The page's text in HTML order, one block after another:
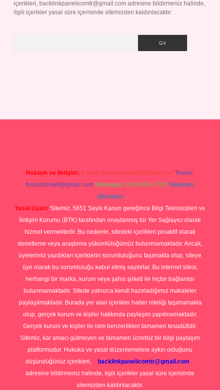
içerikleri, backlinkpanelicomtr@gmail.com adresine bildirmeniz halinde,
ilgili içerikler yasal süre içerisinde sitemizden kaldırılacaktır.
Reklam ve İletişim: E-mail: backlinkpaneli@gmail.com Teams:
forumhizmeti@gmail.com Whatsapp: 0262 606 0 726 Telegram:
@karabul
Yasal Uyarı: Sitemiz, 5651 Sayılı Kanun gereğince Bilgi Teknolojileri ve
İletişim Kurumu (BTK) tarafından onaylanmış bir Yer Sağlayıcı olarak
hizmet vermektedir. Bu nedenle, sitedeki içerikleri proaktif olarak
denetleme veya araştırma yükümlülüğümüz bulunmamaktadır. Ancak,
üyelerimiz yazdıkları içeriklerin sorumluluğunu taşımakta olup, siteye
üye olarak bu sorumluluğu kabul etmiş sayılırlar. Bu internet sitesi,
herhangi bir marka, kurum veya şahıs şirketi ile hiçbir bağlantısı
bulunmamaktadır. Sitede yalnızca kendi hazırladığımız makaleler
paylaşılmaktadır. Burada yer alan içerikler haber niteliği taşımamakta
olup, gerçek kurum ve kişiler hakkında paylaşım yapılmamaktadır.
Gerçek kurum ve kişiler ile isim benzerlikleri tamamen tesadüfidir.
Sitemiz, kar amacı gütmeyen ve tamamen ücretsiz bir bilgi paylaşım
platformudur. Hukuka ve yasal düzenlemelere aykırı olduğunu
düşündüğünüz içerikleri,
backlinkpanelicomtr@gmail.com
adresine bildirmeniz halinde, ilgili içerikler yasal süre içerisinde
sitemizden kaldırılacaktır.